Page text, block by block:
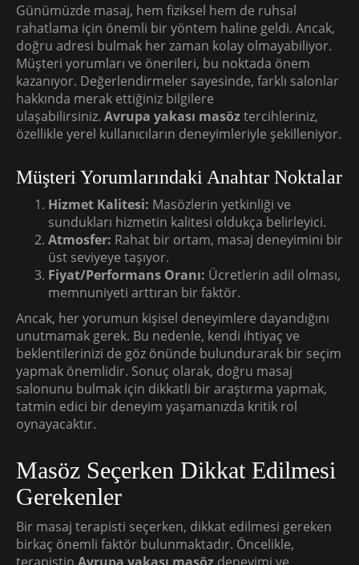
Günümüzde masaj, hem fiziksel hem de ruhsal
rahatlama için önemli bir yöntem haline geldi. Ancak,
doğru adresi bulmak her zaman kolay olmayabiliyor.
Müşteri yorumları ve önerileri, bu noktada önem
kazanıyor. Değerlendirmeler sayesinde, farklı salonlar
hakkında merak ettiğiniz bilgilere
ulaşabilirsiniz. Avrupa yakası masöztercihleriniz,
özellikle yerel kullanıcıların deneyimleriyle şekilleniyor.
Müşteri Yorumlarındaki Anahtar Noktalar
Hizmet Kalitesi: Masözlerin yetkinliği ve
sundukları hizmetin kalitesi oldukça belirleyici.
Atmosfer: Rahat bir ortam, masaj deneyimini bir
üst seviyeye taşıyor.
Fiyat/Performans Oranı: Ücretlerin adil olması,
memnuniyeti arttıran bir faktör.
Ancak, her yorumun kişisel deneyimlere dayandığını
unutmamak gerek. Bu nedenle, kendi ihtiyaç ve
beklentilerinizi de göz önünde bulundurarak bir seçim
yapmak önemlidir. Sonuç olarak, doğru masaj
salonunu bulmak için dikkatli bir araştırma yapmak,
tatmin edici bir deneyim yaşamanızda kritik rol
oynayacaktır.
Masöz Seçerken Dikkat Edilmesi
Gerekenler
Bir masaj terapisti seçerken, dikkat edilmesi gereken
birkaç önemli faktör bulunmaktadır. Öncelikle,